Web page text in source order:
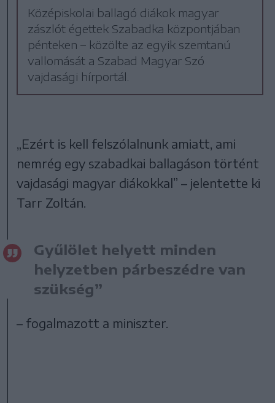
Középiskolai ballagó diákok magyar
zászlót égettek Szabadka központjában
pénteken – közölte az egyik szemtanú
vallomását a Szabad Magyar Szó
vajdasági hírportál.
„Ezért is kell felszólalnunk amiatt, ami
nemrég egy szabadkai ballagáson történt
vajdasági magyar diákokkal” – jelentette ki
Tarr Zoltán.
Gyűlölet helyett minden
helyzetben párbeszédre van
szükség”
– fogalmazott a miniszter.